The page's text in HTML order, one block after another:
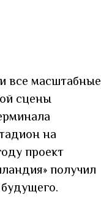
все масштабные
сцены
на
проект
получил